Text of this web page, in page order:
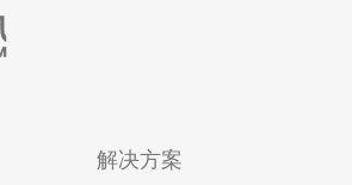
解决方案